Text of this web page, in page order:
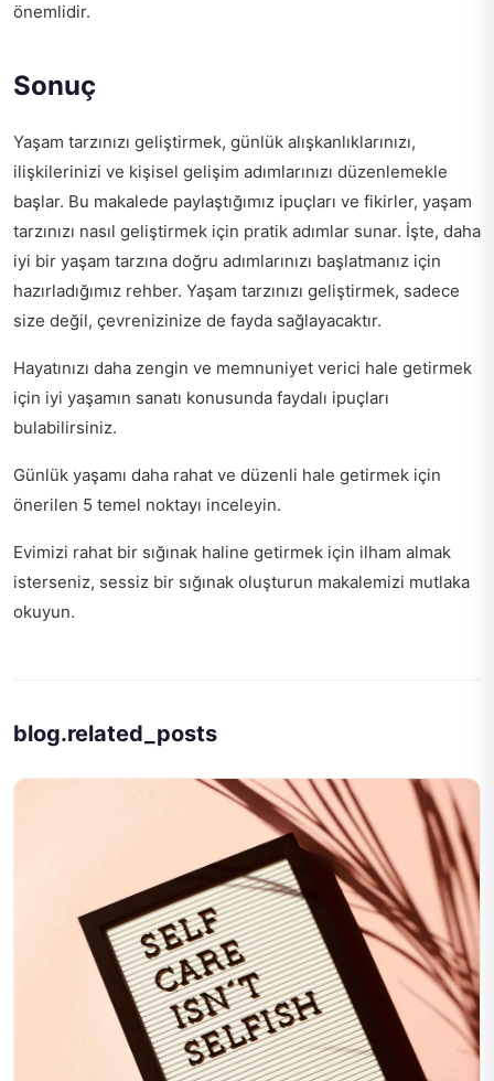
önemlidir.
Sonuç
Yaşam tarzınızı geliştirmek, günlük alışkanlıklarınızı,
ilişkilerinizi ve kişisel gelişim adımlarınızı düzenlemekle
başlar. Bu makalede paylaştığımız ipuçları ve fikirler, yaşam
tarzınızı nasıl geliştirmek için pratik adımlar sunar. İşte, daha
iyi bir yaşam tarzına doğru adımlarınızı başlatmanız için
hazırladığımız rehber. Yaşam tarzınızı geliştirmek, sadece
size değil, çevrenizinize de fayda sağlayacaktır.
Hayatınızı daha zengin ve memnuniyet verici hale getirmek
için iyi yaşamın sanatı konusunda faydalı ipuçları
bulabilirsiniz.
Günlük yaşamı daha rahat ve düzenli hale getirmek için
önerilen 5 temel noktayı inceleyin.
Evimizi rahat bir sığınak haline getirmek için ilham almak
isterseniz, sessiz bir sığınak oluşturun makalemizi mutlaka
okuyun.
blog.related_posts